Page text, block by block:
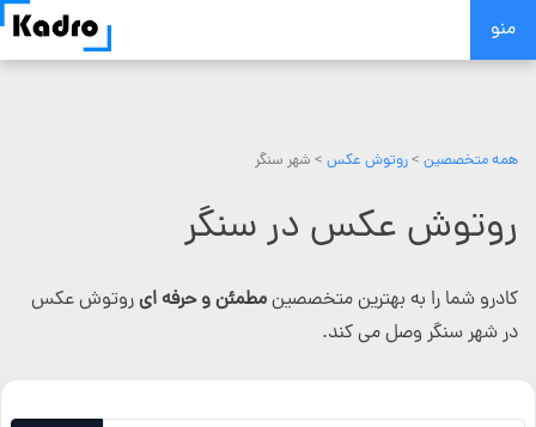
Skip
منو
همه متخصصین >روتوش عکس > شهر سنگر
روتوش عکس در سنگر
کادرو شما را به بهترین متخصصینمطمئن و حرفه ایروتوش عکس
در شهر سنگر وصل می کند.